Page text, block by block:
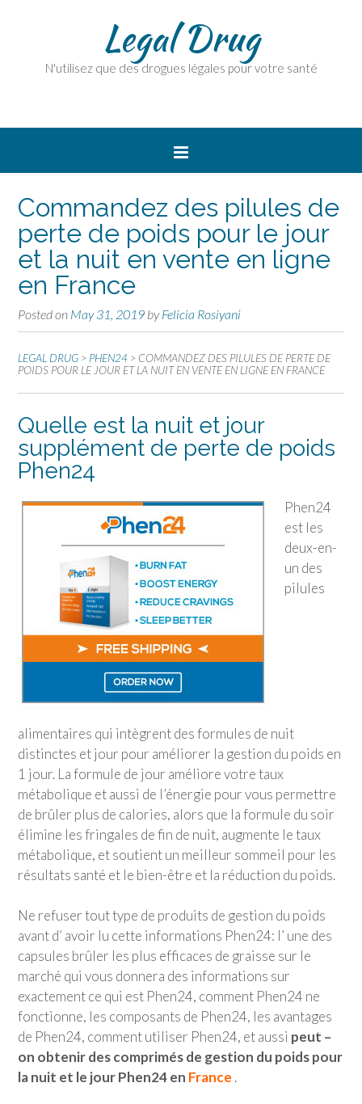
Legal Drug
N'utilisez que des drogues légales pour votre santé
Commandez des pilules de
perte de poids pour le jour
et la nuit en vente en ligne
en France
Posted on May 31, 2019 byFelicia Rosiyani
LEGAL DRUG > PHEN24 > COMMANDEZ DES PILULES DE PERTE DE
POIDS POUR LE JOUR ET LA NUIT EN VENTE EN LIGNE EN FRANCE
Quelle est la nuit et jour
supplément de perte de poids
Phen24
Phen24
est les
deux-en-
un des
pilules
alimentaires qui intègrent des formules de nuit
distinctes et jour pour améliorer la gestion du poids en
1 jour. La formule de jour améliore votre taux
métabolique et aussi de l’énergie pour vous permettre
de brûler plus de calories, alors que la formule du soir
élimine les fringales de fin de nuit, augmente le taux
métabolique, et soutient un meilleur sommeil pour les
résultats santé et le bien-être et la réduction du poids.
Ne refuser tout type de produits de gestion du poids
avant d’ avoir lu cette informations Phen24: l’ une des
capsules brûler les plus efficaces de graisse sur le
marché qui vous donnera des informations sur
exactement ce qui est Phen24, comment Phen24 ne
fonctionne, les composants de Phen24, les avantages
de Phen24, comment utiliser Phen24, et aussi peut –
on obtenir des comprimés de gestion du poids pour
la nuit et le jour Phen24 en France .